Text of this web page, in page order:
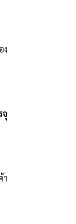
ง
จุ
า